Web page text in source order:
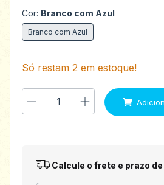
Cor: Branco com Azul
Branco com Azul
Só restam 2 em estoque!
Entregas para o CEP:
Calcule o frete e prazo